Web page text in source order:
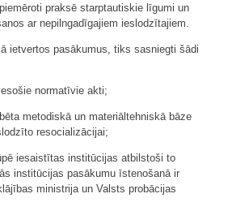
praksē starptautiskie līgumi un
ar nepilngadīgajiem ieslodzītajiem.
ietvertos pasākumus, tiks sasniegti šādi
normatīvie akti;
metodiskā un materiāltehniskā bāze
resocializācijai;
iesaistītas institūcijas atbilstoši to
institūcijas pasākumu īstenošanā ir
ministrija un Valsts probācijas